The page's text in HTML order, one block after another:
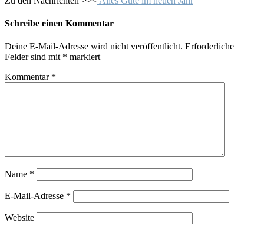
Schreibe einen Kommentar
Deine E-Mail-Adresse wird nicht veröffentlicht. Erforderliche
Felder sind mit * markiert
Kommentar *
Name *
E-Mail-Adresse *
Website